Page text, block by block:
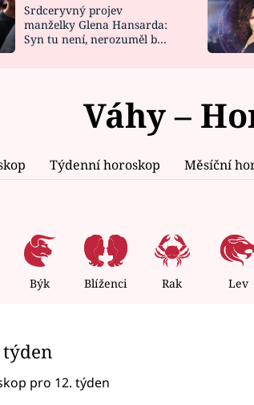
CELEBRITY
VAŘENÍ
Srdceryvný projev
manželky Glena Hansarda:
Syn tu není, nerozuměl by
Váhy –
Týdenní horoskop Měsíční
Býk Blíženci Rak Lev
týden
pro 12. týden